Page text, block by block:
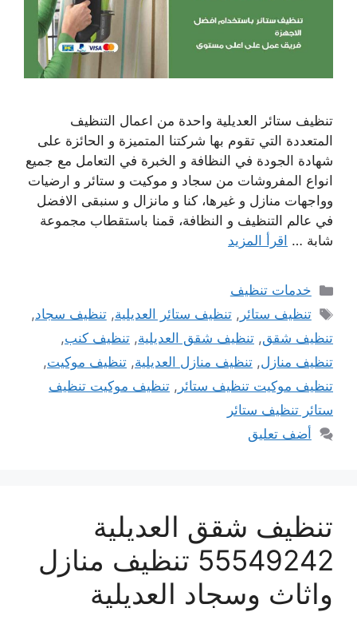
تنظيف ستائر العديلية واحدة من اعمال التنظيف
المتعددة التي تقوم بها شركتنا المتميزة و الحائزة على
شهادة الجودة في النظافة و الخبرة في التعامل مع جميع
انواع المفروشات من سجاد و موكيت و ستائر و ارضيات
وواجهات منازل و غيرها، كنا و مانزال و سنبقى الافضل
في عالم التنظيف و النظافة، قمنا باستقطاب مجموعة
شابة … اقرأ المزيد
التصنيفات
خدمات تنظيف
الوسوم
تنظيف ستائر ,تنظيف ستائر العديلية,تنظيف سجاد,
تنظيف شقق, تنظيف شقق العديلية, تنظيف كنب,
تنظيف منازل, تنظيف منازل العديلية, تنظيف موكيت,
تنظيف موكيت تنظيف ستائر , تنظيف موكيت تنظيف
ستائر تنظيف ستائر
أضف تعليق
تنظيف شقق العديلية
55549242 تنظيف منازل
واثاث وسجاد العديلية